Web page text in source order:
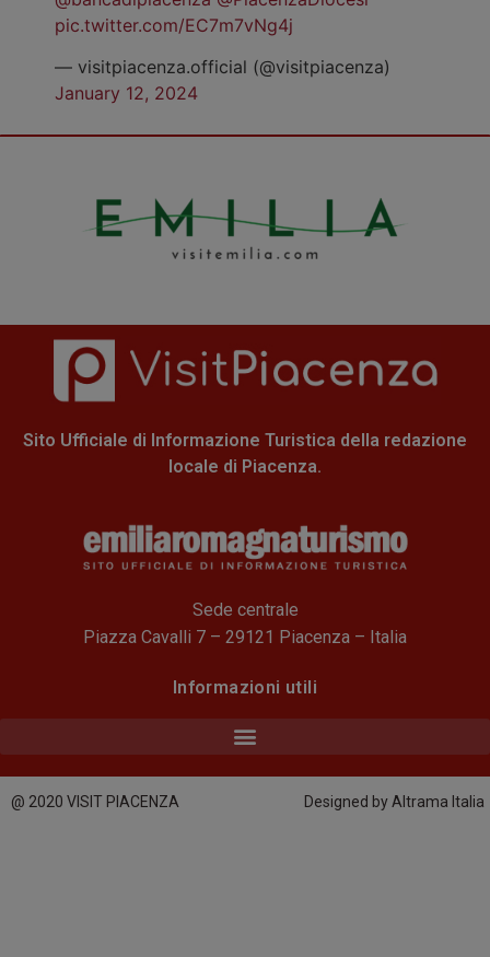
pic.twitter.com/EC7m7vNg4j
— visitpiacenza.official (@visitpiacenza)
January 12, 2024
Sito Ufficiale di Informazione Turistica della redazione
locale di Piacenza.
Sede centrale
Piazza Cavalli 7 – 29121 Piacenza – Italia
Informazioni utili
@ 2020 VISIT PIACENZA Designed by Altrama Italia